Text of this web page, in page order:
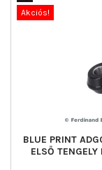
Akciós!
BLUE PRINT
ELSŐ